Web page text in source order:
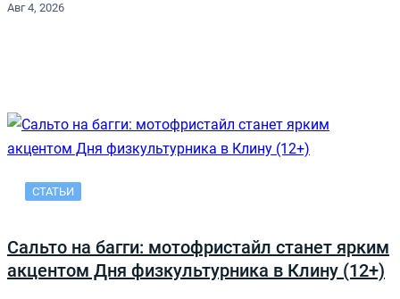
Авг 4, 2026
СТАТЬИ
Сальто на багги: мотофристайл станет ярким
акцентом Дня физкультурника в Клину (12+)